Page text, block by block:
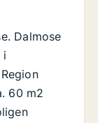
Dalmose
i
60 m2